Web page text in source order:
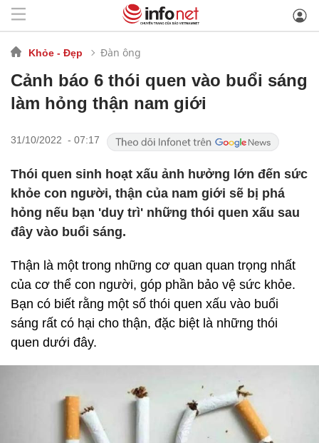
Khỏe - Đẹp Đàn ông
Cảnh báo 6 thói quen vào buổi sáng
làm hỏng thận nam giới
31/10/2022 - 07:17
Thói quen sinh hoạt xấu ảnh hưởng lớn đến sức
khỏe con người, thận của nam giới sẽ bị phá
hỏng nếu bạn 'duy trì' những thói quen xấu sau
đây vào buổi sáng.
Thận là một trong những cơ quan quan trọng nhất
của cơ thể con người, góp phần bảo vệ sức khỏe.
Bạn có biết rằng một số thói quen xấu vào buổi
sáng rất có hại cho thận, đặc biệt là những thói
quen dưới đây.